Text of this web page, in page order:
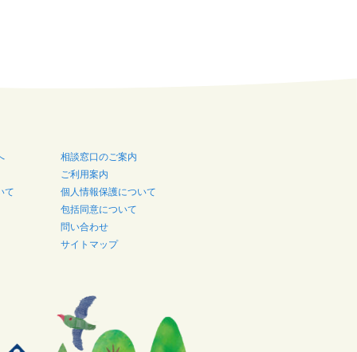
て
相談窓口のご案内
ご利用案内
個人情報保護について
包括同意について
問い合わせ
サイトマップ